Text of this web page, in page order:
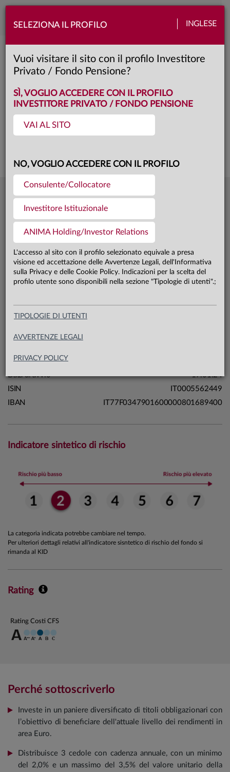
SELEZIONA IL PROFILO INGLESE
Vuoi visitare il sito con il profilo Investitore
Privato / Fondo Pensione?
SÌ, VOGLIO ACCEDERE CON IL PROFILO
INVESTITORE PRIVATO / FONDO PENSIONE
VAI AL SITO
NO, VOGLIO ACCEDERE CON IL PROFILO
Consulente/Collocatore
Investitore Istituzionale
ANIMA Holding/Investor Relations
L'accesso al sito con il profilo selezionato equivale a presa
visione ed accettazione delle Avvertenze Legali, dell'Informativa
sulla Privacy e delle Cookie Policy. Indicazioni per la scelta del
profilo utente sono disponibili nella sezione "Tipologie di utenti".;
TIPOLOGIE DI UTENTI
AVVERTENZE LEGALI
PRIVACY POLICY
Toggle
Anima Cedola Più 2027 II
Classe: C
Questa è una comunicazione di marketing. Si prega di consultare il prospetto e
Ultima quota
31.07.26
Patrimonio fondo 31.07.26
Patrimonio classe C 31.07.26
Carta di identità
Linea
Soluzioni
Sistema
Macrocategoria
Domicilio
Data di avvio
19.01.24
ISIN
IT0005562449
IBAN
IT77F0347901600000801689400
Indicatore sintetico di rischio
La categoria indicata potrebbe cambiare nel tempo.
Per ulteriori dettagli relativi all'indicatore sisntetico di rischio del fondo si
rimanda al KID
Rating
Rating Costi CFS
Perché sottoscriverlo
Investe in un paniere diversificato di titoli obbligazionari con
l’obiettivo di beneficiare dell'attuale livello dei rendimenti in
area Euro.
Distribuisce 3 cedole con cadenza annuale, con un minimo
del 2,0% e un massimo del 3,5% del valore unitario della